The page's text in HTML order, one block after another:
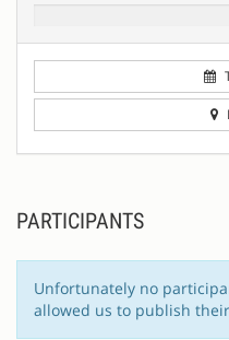
PARTICIPANTS
Unfortunately no
allowed us to publish